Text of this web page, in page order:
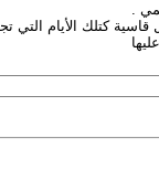
.
كتلك الأيام التي